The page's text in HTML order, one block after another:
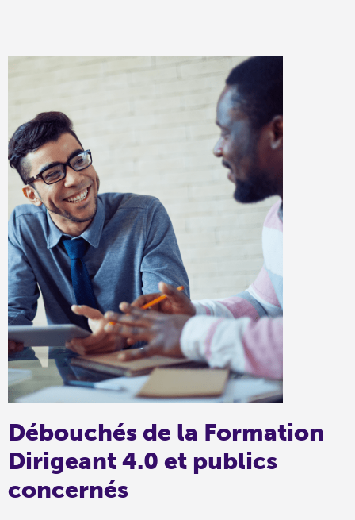
Débouchés de la Formation
Dirigeant 4.0 et publics
concernés